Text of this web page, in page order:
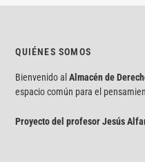
QUIÉNES SOMOS
Bienvenido alAlmacén de
espacio común para el
Proyecto del profesor Jesús